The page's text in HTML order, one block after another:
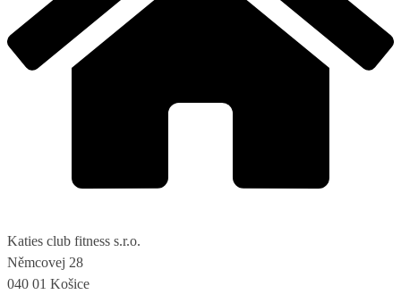
Katies club fitness s.r.o.
Němcovej 28
040 01 Košice